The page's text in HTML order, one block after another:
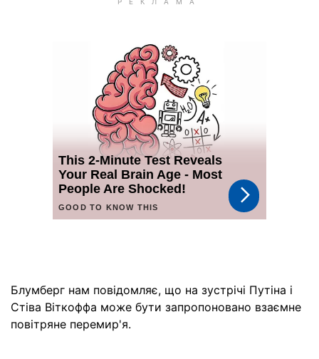
Блумберг нам повідомляє, що на зустрічі Путіна і
Стіва Віткоффа може бути запропоновано взаємне
повітряне перемир'я.